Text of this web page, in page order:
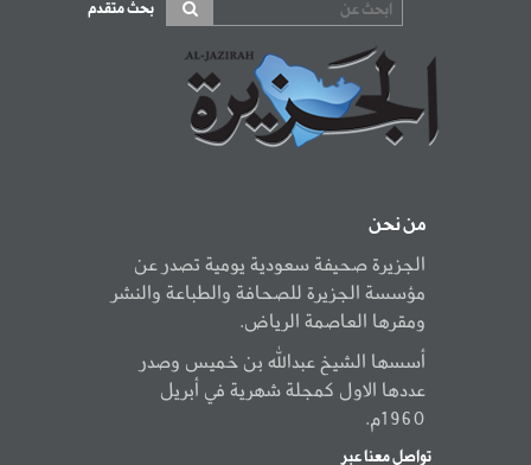
بحث متقدم
من نحن
الجزيرة صحيفة سعودية يومية تصدر عن
مؤسسة الجزيرة للصحافة والطباعة والنشر
ومقرها العاصمة الرياض.
أسسها الشيخ عبدالله بن خميس وصدر
عددها الاول كمجلة شهرية في أبريل
1960م.
تواصل معنا عبر